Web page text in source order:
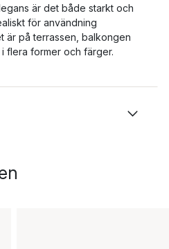
är det både starkt och
för användning
är på terrassen, balkongen
flera former och färger.